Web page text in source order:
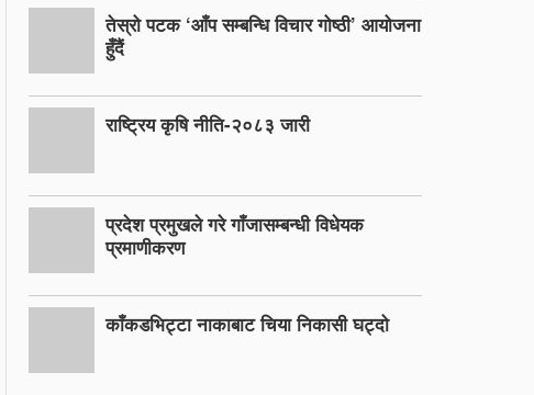
तेस्रो पटक ‘आँप सम्बन्धि विचार गोष्ठी’ आयोजना
हुँदैं
राष्ट्रिय कृषि नीति-२०८३ जारी
प्रदेश प्रमुखले गरे गाँजासम्बन्धी विधेयक
प्रमाणीकरण
काँकडभिट्टा नाकाबाट चिया निकासी घट्दो